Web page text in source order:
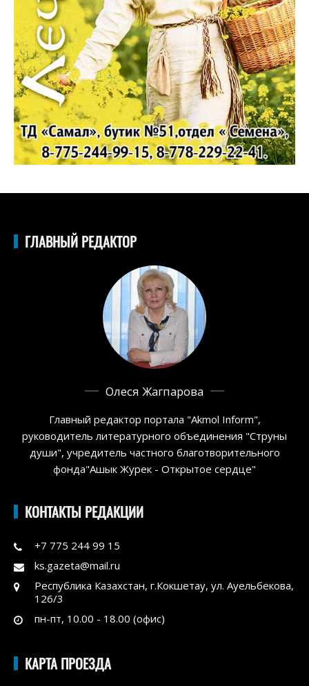
ГЛАВНЫЙ РЕДАКТОР
Олеся Жагпарова
Главный редактор портала "Akmol Inform",
руководитель литературного объединения "Струны
души", учредитель частного благотворительного
фонда"Ашык Журек - Открытое сердце"
КОНТАКТЫ РЕДАКЦИИ
+7 775 244 99 15
ks.gazeta@mail.ru
Республика Казахстан, г.Кокшетау, ул. Ауельбекова,
126/3
пн-пт, 10.00 - 18.00 (офис)
КАРТА ПРОЕЗДА